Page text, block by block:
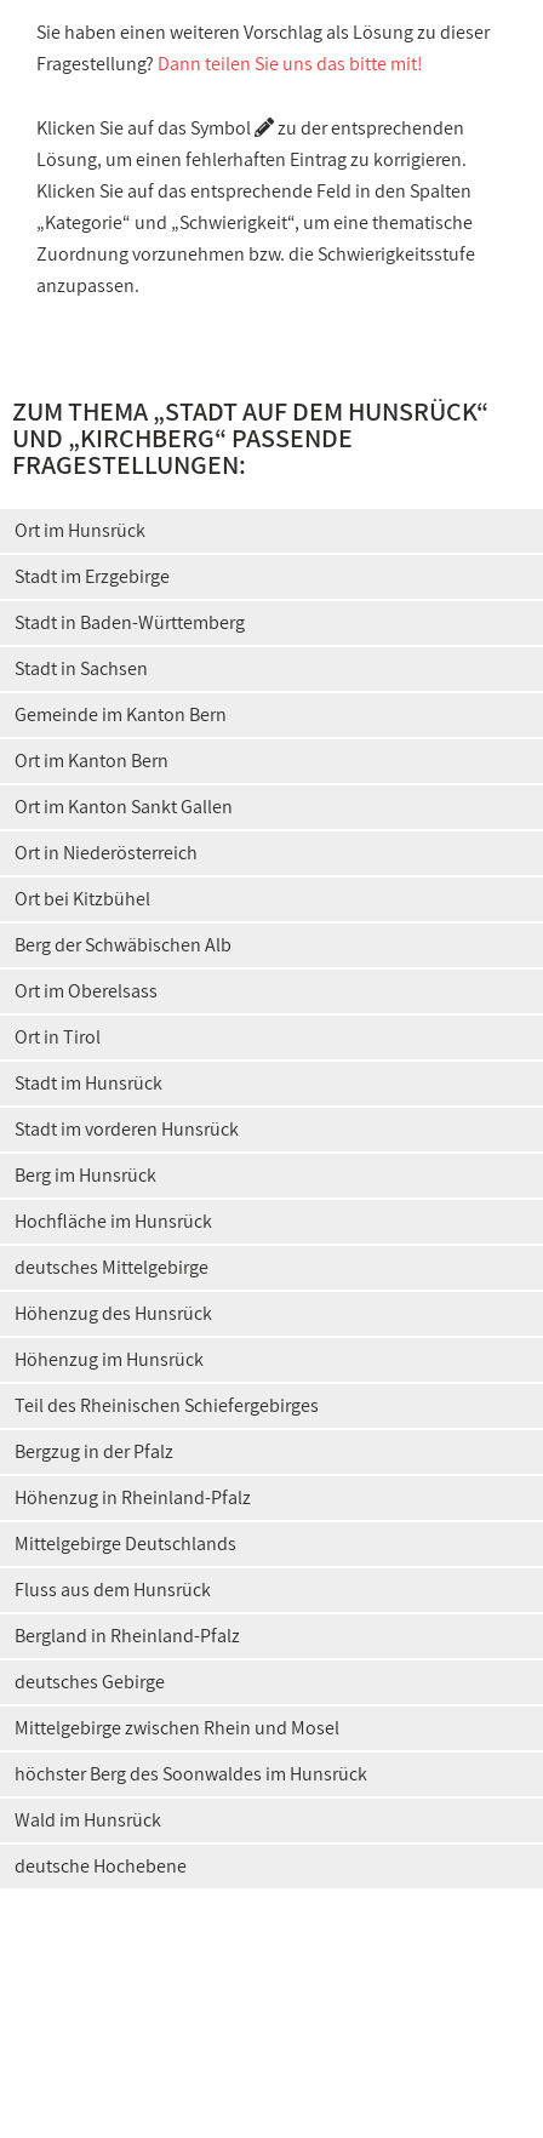
Sie haben einen weiteren Vorschlag als Lösung zu dieser
Fragestellung? Dann teilen Sie uns das bitte mit!
Klicken Sie auf das Symbol
zu der entsprechenden
Lösung, um einen fehlerhaften Eintrag zu korrigieren.
Klicken Sie auf das entsprechende Feld in den Spalten
„Kategorie“ und „Schwierigkeit“, um eine thematische
Zuordnung vorzunehmen bzw. die Schwierigkeitsstufe
anzupassen.
ZUM THEMA „STADT AUF DEM HUNSRÜCK“
UND „KIRCHBERG“ PASSENDE
FRAGESTELLUNGEN:
Ort im Hunsrück
Stadt im Erzgebirge
Stadt in Baden-Württemberg
Stadt in Sachsen
Gemeinde im Kanton Bern
Ort im Kanton Bern
Ort im Kanton Sankt Gallen
Ort in Niederösterreich
Ort bei Kitzbühel
Berg der Schwäbischen Alb
Ort im Oberelsass
Ort in Tirol
Stadt im Hunsrück
Stadt im vorderen Hunsrück
Berg im Hunsrück
Hochfläche im Hunsrück
deutsches Mittelgebirge
Höhenzug des Hunsrück
Höhenzug im Hunsrück
Teil des Rheinischen Schiefergebirges
Bergzug in der Pfalz
Höhenzug in Rheinland-Pfalz
Mittelgebirge Deutschlands
Fluss aus dem Hunsrück
Bergland in Rheinland-Pfalz
deutsches Gebirge
Mittelgebirge zwischen Rhein und Mosel
höchster Berg des Soonwaldes im Hunsrück
Wald im Hunsrück
deutsche Hochebene